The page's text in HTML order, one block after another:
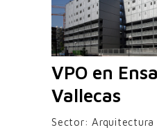
VPO en
Vallecas
Sector: Arquitectura